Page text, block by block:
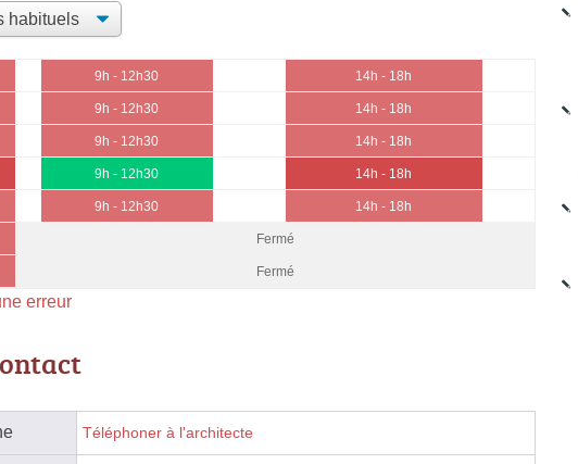
9h - 12h30 14h - 18h
9h - 12h30 14h - 18h
9h - 12h30 14h - 18h
9h - 12h30 14h - 18h
9h - 12h30 14h - 18h
Fermé
Fermé
erreur
Téléphoner à l'architecte